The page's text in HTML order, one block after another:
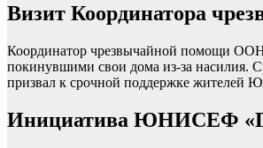
Визит Координатора
Координатор чрезвычайной помощи ООН
покинувшими свои дома из‑за насилия.
призвал к срочной поддержке жителей
Инициатива ЮНИСЕФ